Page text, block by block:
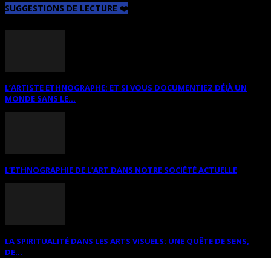
SUGGESTIONS DE LECTURE ❤️
L’ARTISTE ETHNOGRAPHE: ET SI VOUS DOCUMENTIEZ DÉJÀ UN
MONDE SANS LE...
L’ETHNOGRAPHIE DE L’ART DANS NOTRE SOCIÉTÉ ACTUELLE
LA SPIRITUALITÉ DANS LES ARTS VISUELS: UNE QUÊTE DE SENS,
DE...